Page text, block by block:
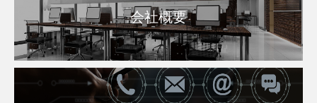
会社概要